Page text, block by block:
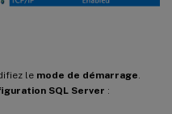
le mode de démarrage
SQL Server :